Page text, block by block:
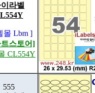
라벨
몰 Lbm ]
스토어]
CL554Y
555